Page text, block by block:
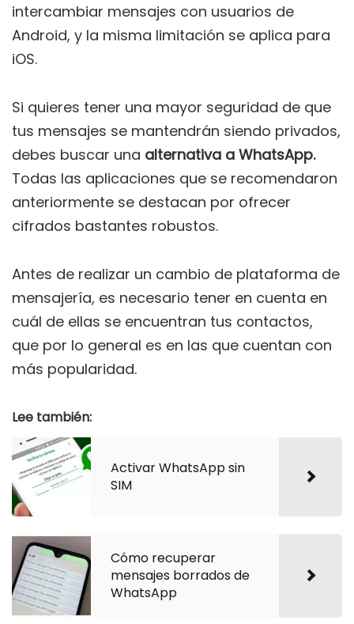
intercambiar mensajes con usuarios de
Android, y la misma limitación se aplica para
iOS.
Si quieres tener una mayor seguridad de que
tus mensajes se mantendrán siendo privados,
debes buscar una alternativa a WhatsApp.
Todas las aplicaciones que se recomendaron
anteriormente se destacan por ofrecer
cifrados bastantes robustos.
Antes de realizar un cambio de plataforma de
mensajería, es necesario tener en cuenta en
cuál de ellas se encuentran tus contactos,
que por lo general es en las que cuentan con
más popularidad.
Lee también:
Activar WhatsApp sin
SIM
Cómo recuperar
mensajes borrados de
WhatsApp